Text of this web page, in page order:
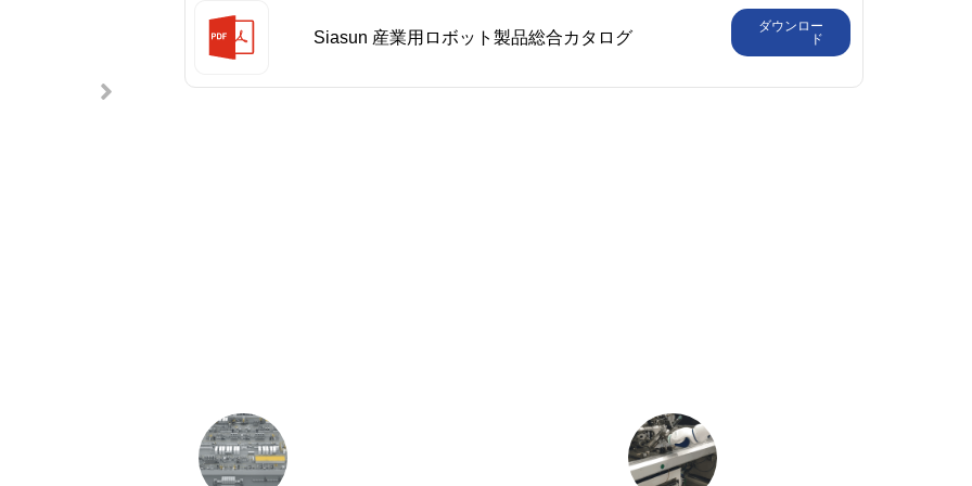
Siasun 産業用ロボット製品総合カタログ
ダウンロー
ド